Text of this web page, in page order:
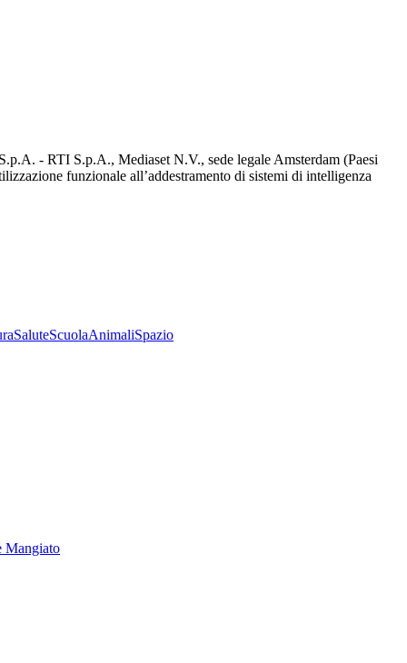
- RTI S.p.A., Mediaset N.V., sede legale Amsterdam (Paesi
funzionale all’addestramento di sistemi di intelligenza
SaluteScuolaAnimaliSpazio
Mangiato